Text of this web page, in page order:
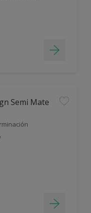
Semi Mate